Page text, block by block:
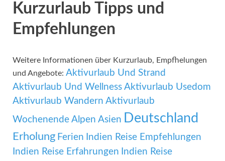
Kurzurlaub Tipps und
Empfehlungen
Weitere Informationen über Kurzurlaub, Empfhelungen
und Angebote: Aktivurlaub Und Strand
Aktivurlaub Und Wellness Aktivurlaub Usedom
Aktivurlaub Wandern Aktivurlaub
Wochenende Alpen Asien Deutschland
Erholung Ferien Indien Reise Empfehlungen
Indien Reise Erfahrungen Indien Reise